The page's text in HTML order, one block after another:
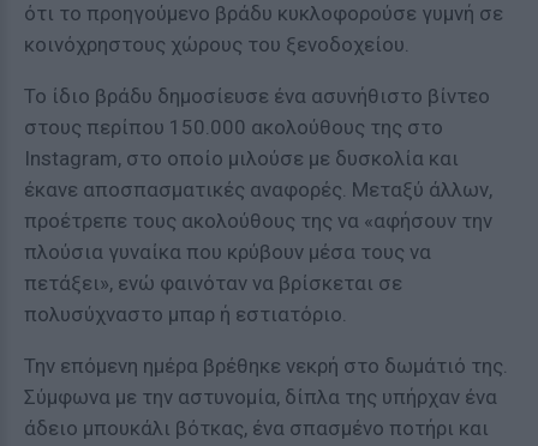
ότι το προηγούμενο βράδυ κυκλοφορούσε γυμνή σε
κοινόχρηστους χώρους του ξενοδοχείου.
Το ίδιο βράδυ δημοσίευσε ένα ασυνήθιστο βίντεο
στους περίπου 150.000 ακολούθους της στο
Instagram, στο οποίο μιλούσε με δυσκολία και
έκανε αποσπασματικές αναφορές. Μεταξύ άλλων,
προέτρεπε τους ακολούθους της να «αφήσουν την
πλούσια γυναίκα που κρύβουν μέσα τους να
πετάξει», ενώ φαινόταν να βρίσκεται σε
πολυσύχναστο μπαρ ή εστιατόριο.
Την επόμενη ημέρα βρέθηκε νεκρή στο δωμάτιό της.
Σύμφωνα με την αστυνομία, δίπλα της υπήρχαν ένα
άδειο μπουκάλι βότκας, ένα σπασμένο ποτήρι και